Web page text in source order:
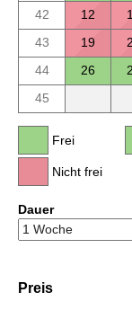
42
12
43
19
44
26
45
Frei
Nicht frei
Dauer
Preis